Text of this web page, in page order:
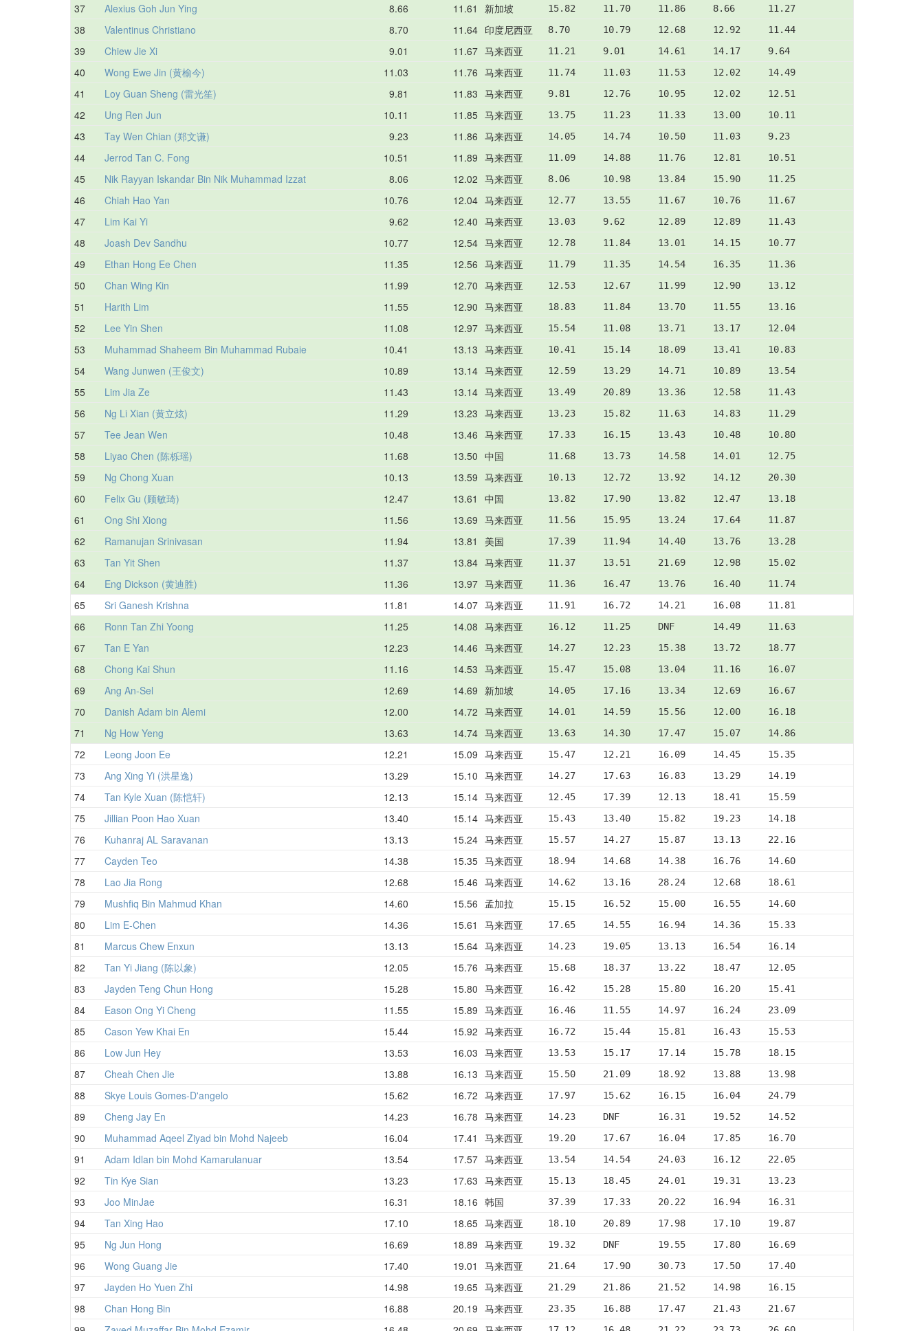
37 Alexius Goh Jun Ying 8.66 11.61 新加坡 15.82     11.70     11.86     8.66      11.27
38 Valentinus Christiano 8.70 11.64 印度尼西亚 8.70      10.79     12.68     12.92     11.44
39 Chiew Jie Xi 9.01 11.67 马来西亚 11.21     9.01      14.61     14.17     9.64
40 Wong Ewe Jin (黄榆今) 11.03 11.76 马来西亚 11.74     11.03     11.53     12.02     14.49
41 Loy Guan Sheng (雷光笙) 9.81 11.83 马来西亚 9.81      12.76     10.95     12.02     12.51
42 Ung Ren Jun 10.11 11.85 马来西亚 13.75     11.23     11.33     13.00     10.11
43 Tay Wen Chian (郑文谦) 9.23 11.86 马来西亚 14.05     14.74     10.50     11.03     9.23
44 Jerrod Tan C. Fong 10.51 11.89 马来西亚 11.09     14.88     11.76     12.81     10.51
45 Nik Rayyan Iskandar Bin Nik Muhammad Izzat 8.06 12.02 马来西亚 8.06      10.98     13.84     15.90     11.25
46 Chiah Hao Yan 10.76 12.04 马来西亚 12.77     13.55     11.67     10.76     11.67
47 Lim Kai Yi 9.62 12.40 马来西亚 13.03     9.62      12.89     12.89     11.43
48 Joash Dev Sandhu 10.77 12.54 马来西亚 12.78     11.84     13.01     14.15     10.77
49 Ethan Hong Ee Chen 11.35 12.56 马来西亚 11.79     11.35     14.54     16.35     11.36
50 Chan Wing Kin 11.99 12.70 马来西亚 12.53     12.67     11.99     12.90     13.12
51 Harith Lim 11.55 12.90 马来西亚 18.83     11.84     13.70     11.55     13.16
52 Lee Yin Shen 11.08 12.97 马来西亚 15.54     11.08     13.71     13.17     12.04
53 Muhammad Shaheem Bin Muhammad Rubaie 10.41 13.13 马来西亚 10.41     15.14     18.09     13.41     10.83
54 Wang Junwen (王俊文) 10.89 13.14 马来西亚 12.59     13.29     14.71     10.89     13.54
55 Lim Jia Ze 11.43 13.14 马来西亚 13.49     20.89     13.36     12.58     11.43
56 Ng Li Xian (黄立炫) 11.29 13.23 马来西亚 13.23     15.82     11.63     14.83     11.29
57 Tee Jean Wen 10.48 13.46 马来西亚 17.33     16.15     13.43     10.48     10.80
58 Liyao Chen (陈栎瑶) 11.68 13.50 中国 11.68     13.73     14.58     14.01     12.75
59 Ng Chong Xuan 10.13 13.59 马来西亚 10.13     12.72     13.92     14.12     20.30
60 Felix Gu (顾敏琦) 12.47 13.61 中国 13.82     17.90     13.82     12.47     13.18
61 Ong Shi Xiong 11.56 13.69 马来西亚 11.56     15.95     13.24     17.64     11.87
62 Ramanujan Srinivasan 11.94 13.81 美国 17.39     11.94     14.40     13.76     13.28
63 Tan Yit Shen 11.37 13.84 马来西亚 11.37     13.51     21.69     12.98     15.02
64 Eng Dickson (黄迪胜) 11.36 13.97 马来西亚 11.36     16.47     13.76     16.40     11.74
65 Sri Ganesh Krishna 11.81 14.07 马来西亚 11.91     16.72     14.21     16.08     11.81
66 Ronn Tan Zhi Yoong 11.25 14.08 马来西亚 16.12     11.25     DNF       14.49     11.63
67 Tan E Yan 12.23 14.46 马来西亚 14.27     12.23     15.38     13.72     18.77
68 Chong Kai Shun 11.16 14.53 马来西亚 15.47     15.08     13.04     11.16     16.07
69 Ang An-Sel 12.69 14.69 新加坡 14.05     17.16     13.34     12.69     16.67
70 Danish Adam bin Alemi 12.00 14.72 马来西亚 14.01     14.59     15.56     12.00     16.18
71 Ng How Yeng 13.63 14.74 马来西亚 13.63     14.30     17.47     15.07     14.86
72 Leong Joon Ee 12.21 15.09 马来西亚 15.47     12.21     16.09     14.45     15.35
73 Ang Xing Yi (洪星逸) 13.29 15.10 马来西亚 14.27     17.63     16.83     13.29     14.19
74 Tan Kyle Xuan (陈恺轩) 12.13 15.14 马来西亚 12.45     17.39     12.13     18.41     15.59
75 Jillian Poon Hao Xuan 13.40 15.14 马来西亚 15.43     13.40     15.82     19.23     14.18
76 Kuhanraj AL Saravanan 13.13 15.24 马来西亚 15.57     14.27     15.87     13.13     22.16
77 Cayden Teo 14.38 15.35 马来西亚 18.94     14.68     14.38     16.76     14.60
78 Lao Jia Rong 12.68 15.46 马来西亚 14.62     13.16     28.24     12.68     18.61
79 Mushfiq Bin Mahmud Khan 14.60 15.56 孟加拉 15.15     16.52     15.00     16.55     14.60
80 Lim E-Chen 14.36 15.61 马来西亚 17.65     14.55     16.94     14.36     15.33
81 Marcus Chew Enxun 13.13 15.64 马来西亚 14.23     19.05     13.13     16.54     16.14
82 Tan Yi Jiang (陈以象) 12.05 15.76 马来西亚 15.68     18.37     13.22     18.47     12.05
83 Jayden Teng Chun Hong 15.28 15.80 马来西亚 16.42     15.28     15.80     16.20     15.41
84 Eason Ong Yi Cheng 11.55 15.89 马来西亚 16.46     11.55     14.97     16.24     23.09
85 Cason Yew Khai En 15.44 15.92 马来西亚 16.72     15.44     15.81     16.43     15.53
86 Low Jun Hey 13.53 16.03 马来西亚 13.53     15.17     17.14     15.78     18.15
87 Cheah Chen Jie 13.88 16.13 马来西亚 15.50     21.09     18.92     13.88     13.98
88 Skye Louis Gomes-D'angelo 15.62 16.72 马来西亚 17.97     15.62     16.15     16.04     24.79
89 Cheng Jay En 14.23 16.78 马来西亚 14.23     DNF       16.31     19.52     14.52
90 Muhammad Aqeel Ziyad bin Mohd Najeeb 16.04 17.41 马来西亚 19.20     17.67     16.04     17.85     16.70
91 Adam Idlan bin Mohd Kamarulanuar 13.54 17.57 马来西亚 13.54     14.54     24.03     16.12     22.05
92 Tin Kye Sian 13.23 17.63 马来西亚 15.13     18.45     24.01     19.31     13.23
93 Joo MinJae 16.31 18.16 韩国 37.39     17.33     20.22     16.94     16.31
94 Tan Xing Hao 17.10 18.65 马来西亚 18.10     20.89     17.98     17.10     19.87
95 Ng Jun Hong 16.69 18.89 马来西亚 19.32     DNF       19.55     17.80     16.69
96 Wong Guang Jie 17.40 19.01 马来西亚 21.64     17.90     30.73     17.50     17.40
97 Jayden Ho Yuen Zhi 14.98 19.65 马来西亚 21.29     21.86     21.52     14.98     16.15
98 Chan Hong Bin 16.88 20.19 马来西亚 23.35     16.88     17.47     21.43     21.67